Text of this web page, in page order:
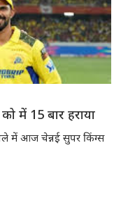
में 15 बार हराया
में आज चेन्नई सुपर किंग्स